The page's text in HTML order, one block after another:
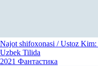
Najot shifoxonasi / Ustoz
Uzbek Tilida
2021 Фантастика